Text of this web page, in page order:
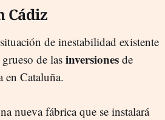
Cádiz
de inestabilidad existente
de las inversiones de
en Cataluña.
nueva fábrica que se instalará